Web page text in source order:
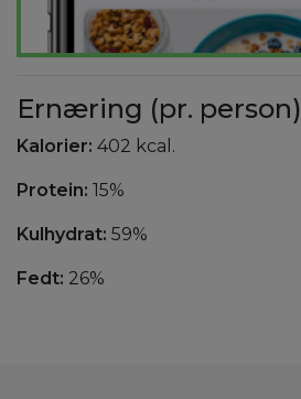
Ernæring (pr. person)
Kalorier: 402 kcal.
Protein: 15%
Kulhydrat: 59%
Fedt: 26%